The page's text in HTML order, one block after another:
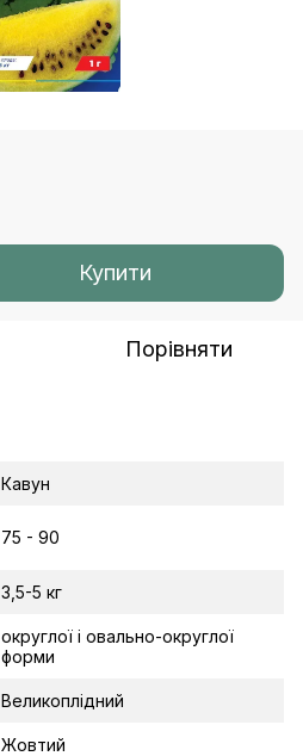
Купити
Порівняти
Кавун
75 - 90
3,5-5 кг
округлої і овально-округлої
форми
Великоплідний
Жовтий